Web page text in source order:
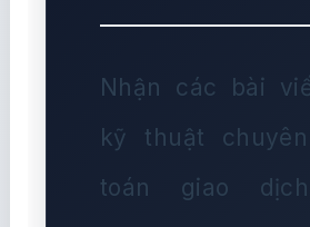
Nhận các bài
kỹ thuật
toán giao